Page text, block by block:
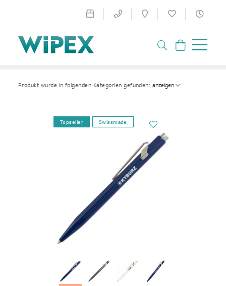
Produkt wurde in folgenden Kategorien gefunden: anzeigen
Topseller Swissmade